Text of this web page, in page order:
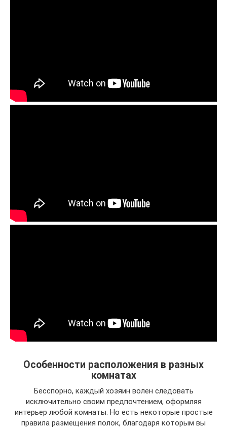
Особенности расположения в разных
комнатах
Бесспорно, каждый хозяин волен следовать
исключительно своим предпочтением, оформляя
интерьер любой комнаты. Но есть некоторые простые
правила размещения полок, благодаря которым вы